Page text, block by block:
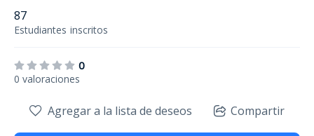
87
Estudiantes inscritos
0
0 valoraciones
Agregar a la lista de deseos Compartir